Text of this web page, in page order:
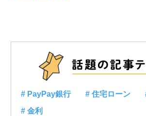
# PayPay銀行 # 住宅ローン
# 金利